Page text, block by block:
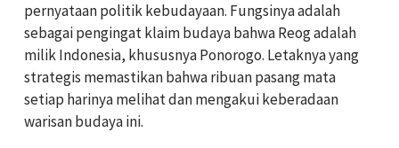
pernyataan politik kebudayaan. Fungsinya adalah
sebagai pengingat klaim budaya bahwa Reog adalah
milik Indonesia, khususnya Ponorogo. Letaknya yang
strategis memastikan bahwa ribuan pasang mata
setiap harinya melihat dan mengakui keberadaan
warisan budaya ini.